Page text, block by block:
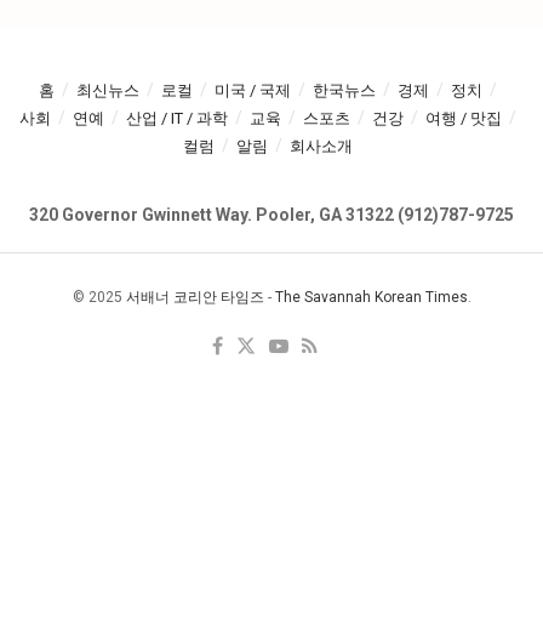
홈 최신뉴스 로컬 미국 / 국제 한국뉴스 경제
정치
사회
연예 산업 / IT / 과학 교육 스포츠 건강
여행 / 맛집
컬럼
알림 회사소개
320 Governor Gwinnett Way. Pooler, GA 31322 (912)787-9725
© 2025 서배너 코리안 타임즈 - The Savannah Korean Times.